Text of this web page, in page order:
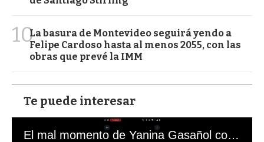
10La basura de Montevideo seguirá yendo a
Felipe Cardoso hasta al menos 2055, con las
obras que prevé la IMM
Te puede interesar
El mal momento de Yanina Gasañol con un hincha argentino en "Subrayado"